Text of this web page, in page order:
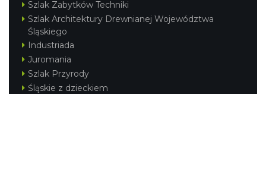
Szlak Zabytków Techniki
Szlak Architektury Drewnianej Województwa
Śląskiego
Industriada
Juromania
Szlak Przyrody
Śląskie z dzieckiem